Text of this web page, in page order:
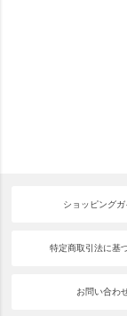
ショッピングガ
特定商取引法に基
お問い合わ